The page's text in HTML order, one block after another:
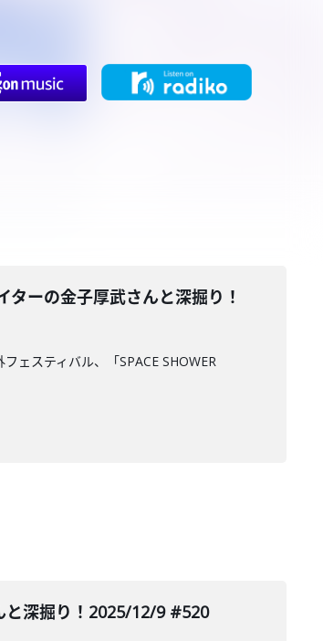
ターの金子厚武さんと深掘り！
ェスティバル、「SPACE SHOWER
と深掘り！2025/12/9 #520